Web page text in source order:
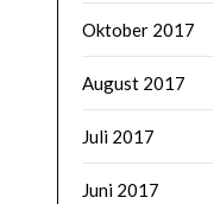
Oktober 2017
August 2017
Juli 2017
Juni 2017